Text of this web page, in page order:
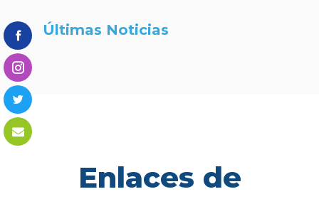
Últimas Noticias
Enlaces de